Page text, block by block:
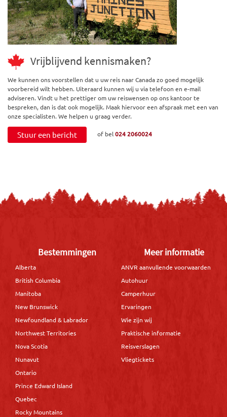
Vrijblijvend kennismaken?
We kunnen ons voorstellen dat u uw reis naar Canada zo goed mogelijk
voorbereid wilt hebben. Uiteraard kunnen wij u via telefoon en e-mail
adviseren. Vindt u het prettiger om uw reiswensen op ons kantoor te
bespreken, dan is dat ook mogelijk. Maak hiervoor een afspraak met een van
onze specialisten. We helpen u graag verder.
Stuur een bericht of bel024 2060024
Bestemmingen
Alberta
British Columbia
Manitoba
New Brunswick
Newfoundland & Labrador
Northwest Territories
Nova Scotia
Nunavut
Ontario
Prince Edward Island
Quebec
Rocky Mountains
Meer informatie
ANVR aanvullende voorwaarden
Autohuur
Camperhuur
Ervaringen
Wie zijn wij
Praktische informatie
Reisverslagen
Vliegtickets